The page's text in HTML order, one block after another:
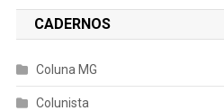
CADERNOS
Coluna MG
Colunista